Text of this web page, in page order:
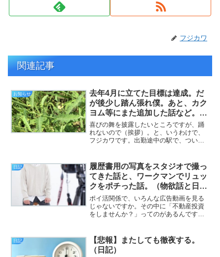
フジカワ
関連記事
お知らせ
去年4月に立てた目標は達成。だ
が後少し踏ん張れ僕。あと、カク
ヨム等にまた追加した話など。
（お知らせと日記）
喜びの舞を披露したいところですが、踊
れないので（挨拶）。と、いうわけで、
フジカワです。出勤途中の駅で、ついう
も家から持って行けば！」という結論に
至り、アイリスオーヤマの...
日記
履歴書用の写真をスタジオで撮っ
てきた話と、ワークマンでリュッ
クをポチった話。（物欲話と日
記）
ポイ活関係で、いろんな広告動画を見る
じゃないですか。その中に「不動産投資
をしませんか？」ってのがあるんです
で、そんなハイスペックな人間がそうそ
ういるのか？ と...
日記
【悲報】またしても徹夜する。
（日記）